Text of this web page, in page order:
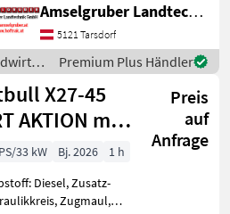
Geräteverriegelung
Kraftpaket aus Holland!
im Generalvertrieb von
Lan
Amselgruber Landtechnik GmbH
5121 Tarsdorf
Premium Plus Händler
X27-45
AKTION mit
Preis
auf
Anfrage
33 kW Bj. 2026
1 h
Diesel, Zusatz-
Zugmaul,